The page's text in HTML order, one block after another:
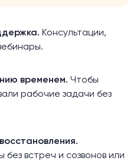
Консультации,
временем. Чтобы
рабочие задачи без
встреч и созвонов или